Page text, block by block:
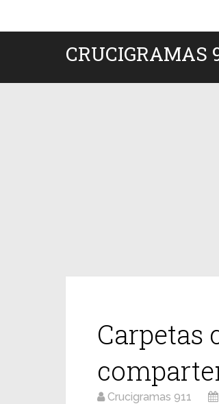
CRUCIGRAMAS
Carpetas
Crucigramas 911